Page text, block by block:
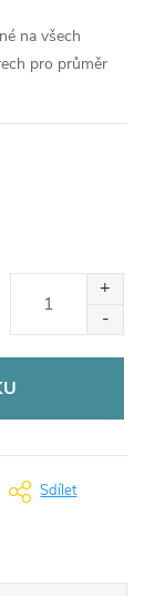
na všech
pro průměr
Sdílet